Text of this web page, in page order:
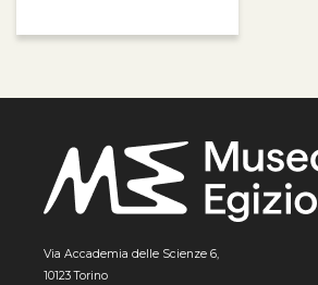
Via Accademia delle Scienze 6,
10123 Torino